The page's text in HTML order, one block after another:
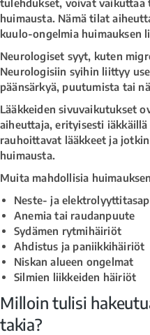
tulehdukset, voivat vaikuttaa
huimausta. Nämä tilat
kuulo-ongelmia huimauksen
Neurologiset syyt, kuten
Neurologisiin syihin liittyy
päänsärkyä, puutumista tai
Lääkkeiden sivuvaikutukset
aiheuttaja, erityisesti
rauhoittavat lääkkeet ja
huimausta.
Muita mahdollisia
Neste- ja
Anemia tai raudanpuute
Sydämen rytmihäiriöt
Ahdistus ja paniikkihäiriöt
Niskan alueen ongelmat
Silmien liikkeiden häiriöt
Milloin tulisi
takia?